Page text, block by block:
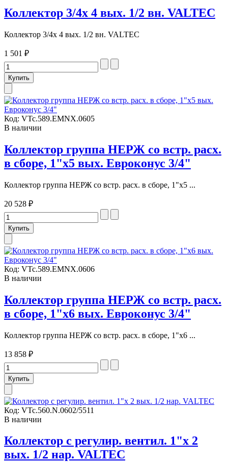
Коллектор 3/4х 4 вых. 1/2 вн. VALTEC
Коллектор 3/4х 4 вых. 1/2 вн. VALTEC
1 501 ₽
Код: VTc.589.EMNX.0605
В наличии
Коллектор группа НЕРЖ со встр. расх.
в сборе, 1"х5 вых. Евроконус 3/4"
Коллектор группа НЕРЖ со встр. расх. в сборе, 1"х5 ...
20 528 ₽
Код: VTc.589.EMNX.0606
В наличии
Коллектор группа НЕРЖ со встр. расх.
в сборе, 1"х6 вых. Евроконус 3/4"
Коллектор группа НЕРЖ со встр. расх. в сборе, 1"х6 ...
13 858 ₽
Код: VTc.560.N.0602/5511
В наличии
Коллектор с регулир. вентил. 1"х 2
вых. 1/2 нар. VALTEC